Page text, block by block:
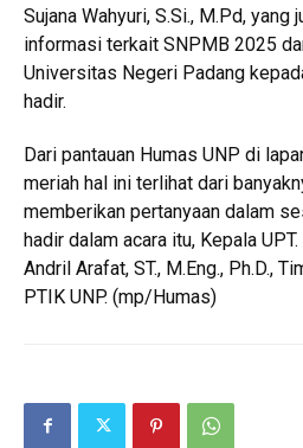
Sujana Wahyuri, S.Si., M.Pd, yang
informasi terkait SNPMB 2025
Universitas Negeri Padang
hadir.
Dari pantauan Humas UNP di
meriah hal ini terlihat dari
memberikan pertanyaan dalam
hadir dalam acara itu, Kepala
Andril Arafat, ST., M.Eng., Ph.D.,
PTIK UNP. (mp/Humas)